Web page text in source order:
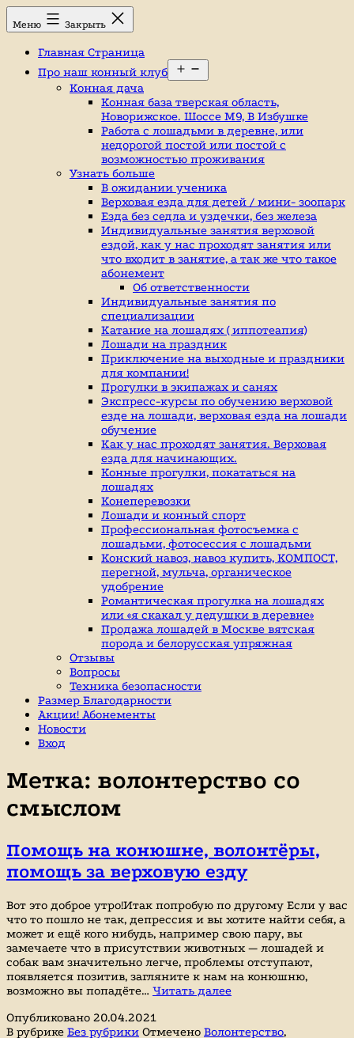
Перейти
к
Конный
клуб,
Ромашково,
лошади,
индивидуальные
Меню Закрыть
Главная Страница
Про наш конный клуб
меню
Конная дача
Конная база тверская область,
Новорижское. Шоссе М9, В Избушке
Работа с лошадьми в деревне, или
недорогой постой или постой с
возможностью проживания
Узнать больше
В ожидании ученика
Верховая езда для детей / мини- зоопарк
Езда без седла и уздечки, без железа
Индивидуальные занятия верховой
ездой, как у нас проходят занятия или
что входит в занятие, а так же что такое
абонемент
Об ответственности
Индивидуальные занятия по
специализации
Катание на лошадях ( иппотеапия)
Лошади на праздник
Приключение на выходные и праздники
для компании!
Прогулки в экипажах и санях
Экспресс-курсы по обучению верховой
езде на лошади, верховая езда на лошади
обучение
Как у нас проходят занятия. Верховая
езда для начинающих.
Конные прогулки, покататься на
лошадях
Конеперевозки
Лошади и конный спорт
Профессиональная фотосъемка с
лошадьми, фотосессия с лошадьми
Конский навоз, навоз купить, КОМПОСТ,
перегной, мульча, органическое
удобрение
Романтическая прогулка на лошадях
или «я скакал у дедушки в деревне»
Продажа лошадей в Москве вятская
порода и белорусская упряжная
Отзывы
Вопросы
Техника безопасности
Размер Благодарности
Акции! Абонементы
Новости
Вход
Метка: волонтерство со
смыслом
Помощь на конюшне, волонтёры,
помощь за верховую езду
Вот это доброе утро!Итак попробую по другому Если у вас
что то пошло не так, депрессия и вы хотите найти себя, а
может и ещё кого нибудь, например свою пару, вы
замечаете что в присутствии животных — лошадей и
собак вам значительно легче, проблемы отступают,
появляется позитив, загляните к нам на конюшню,
возможно вы попадёте… Читать далееПомощь
волонтёры,
Опубликовано 20.04.2021
В рубрике Без рубрики Отмечено Волонтерство,